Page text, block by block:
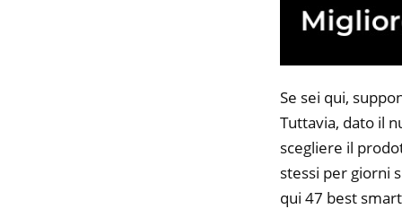
Se sei qui,
Tuttavia, dato il
scegliere il
stessi per giorni
qui 47 best